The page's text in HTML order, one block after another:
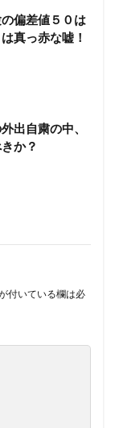
の偏差値５０は
真っ赤な嘘！
出自粛の中、
か？
付いている欄は必